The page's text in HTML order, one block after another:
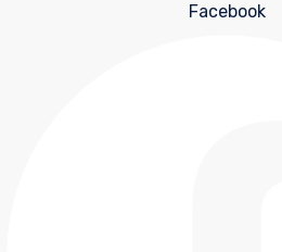
Facebook